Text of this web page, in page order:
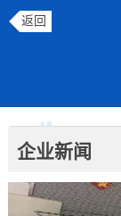
返回
企业新闻